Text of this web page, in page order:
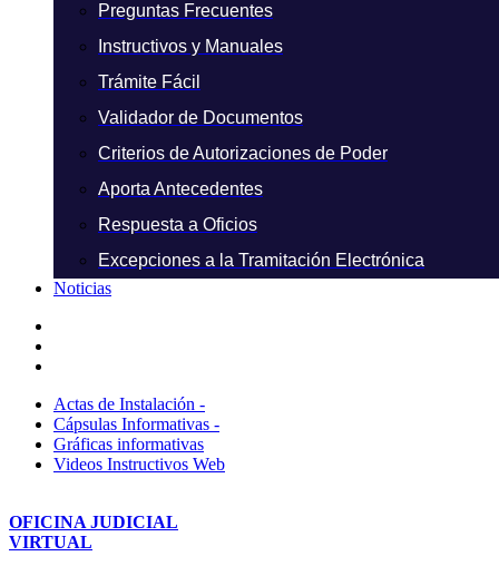
Preguntas Frecuentes
Instructivos y Manuales
Trámite Fácil
Validador de Documentos
Criterios de Autorizaciones de Poder
Aporta Antecedentes
Respuesta a Oficios
Excepciones a la Tramitación Electrónica
Noticias
Actas de Instalación -
Cápsulas Informativas -
Gráficas informativas
Videos Instructivos Web
OFICINA JUDICIAL
VIRTUAL